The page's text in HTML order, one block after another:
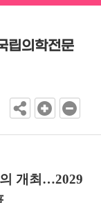
립의학전문
개최 …2029